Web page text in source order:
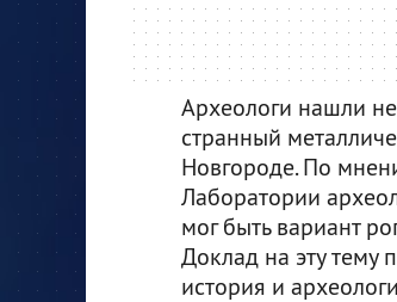
Археологи нашли
странный
Новгороде. По
Лаборатории
мог быть вариант
Доклад на эту тему
история и